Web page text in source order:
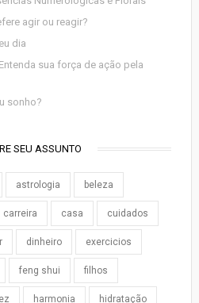
agir ou reagir?
dia
sua força de ação pela
sonho?
SEU ASSUNTO
astrologia beleza
carreira casa cuidados
dinheiro exercicios
feng shui filhos
harmonia hidratação